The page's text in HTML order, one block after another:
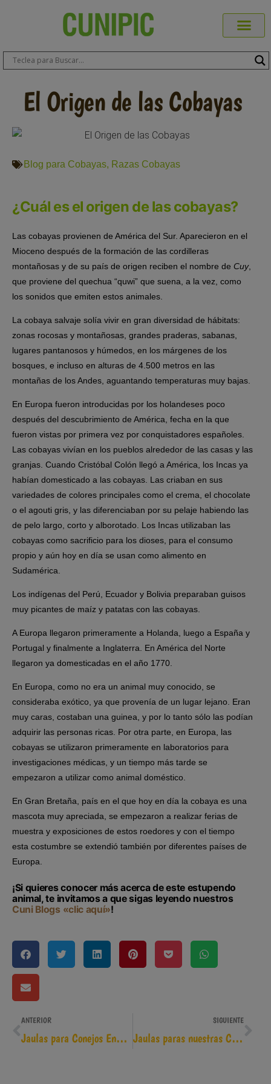
El Origen de las Cobayas
Blog para Cobayas, Razas Cobayas
¿Cuál es el origen de las cobayas?
Las cobayas provienen de América del Sur. Aparecieron en el
Mioceno después de la formación de las cordilleras
montañosas y de su país de origen reciben el nombre de Cuy,
que proviene del quechua “quwi” que suena, a la vez, como
los sonidos que emiten estos animales.
La cobaya salvaje solía vivir en gran diversidad de hábitats:
zonas rocosas y montañosas, grandes praderas, sabanas,
lugares pantanosos y húmedos, en los márgenes de los
bosques, e incluso en alturas de 4.500 metros en las
montañas de los Andes, aguantando temperaturas muy bajas.
En Europa fueron introducidas por los holandeses poco
después del descubrimiento de América, fecha en la que
fueron vistas por primera vez por conquistadores españoles.
Las cobayas vivían en los pueblos alrededor de las casas y las
granjas. Cuando Cristóbal Colón llegó a América, los Incas ya
habían domesticado a las cobayas. Las criaban en sus
variedades de colores principales como el crema, el chocolate
o el agouti gris, y las diferenciaban por su pelaje habiendo las
de pelo largo, corto y alborotado. Los Incas utilizaban las
cobayas como sacrificio para los dioses, para el consumo
propio y aún hoy en día se usan como alimento en
Sudamérica.
Los indígenas del Perú, Ecuador y Bolivia preparaban guisos
muy picantes de maíz y patatas con las cobayas.
A Europa llegaron primeramente a Holanda, luego a España y
Portugal y finalmente a Inglaterra. En América del Norte
llegaron ya domesticadas en el año 1770.
En Europa, como no era un animal muy conocido, se
consideraba exótico, ya que provenía de un lugar lejano. Eran
muy caras, costaban una guinea, y por lo tanto sólo las podían
adquirir las personas ricas. Por otra parte, en Europa, las
cobayas se utilizaron primeramente en laboratorios para
investigaciones médicas, y un tiempo más tarde se
empezaron a utilizar como animal doméstico.
En Gran Bretaña, país en el que hoy en día la cobaya es una
mascota muy apreciada, se empezaron a realizar ferias de
muestra y exposiciones de estos roedores y con el tiempo
esta costumbre se extendió también por diferentes países de
Europa.
¡Si quieres conocer más acerca de este estupendo
animal, te invitamos a que sigas leyendo nuestros
Cuni Blogs «clic aquí»!
ANTERIOR
Jaulas para Conejos Enanos
SIGUIENTE
Jaulas paras nuestras Cobayas